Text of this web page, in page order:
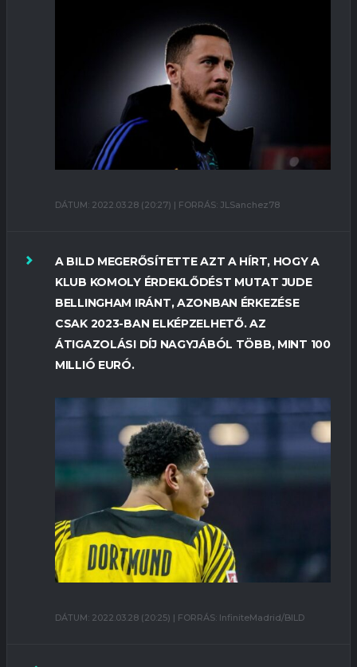
DÁTUM: 2022.03.28 (20:27) | FORRÁS: JLSanchez78
A BILD MEGERŐSÍTETTE AZT A HÍRT, HOGY A
KLUB KOMOLY ÉRDEKLŐDÉST MUTAT JUDE
BELLINGHAM IRÁNT, AZONBAN ÉRKEZÉSE
CSAK 2023-BAN ELKÉPZELHETŐ. AZ
ÁTIGAZOLÁSI DÍJ NAGYJÁBÓL TÖBB, MINT 100
MILLIÓ EURÓ.
DÁTUM: 2022.03.28 (20:25) | FORRÁS: InfiniteMadrid/BILD